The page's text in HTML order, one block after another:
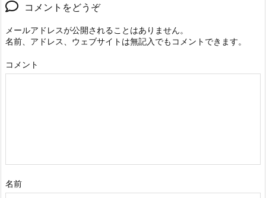
コメントをどうぞ
メールアドレスが公開されることはありません。
名前、アドレス、ウェブサイトは無記入でもコメントできます。
コメント
名前